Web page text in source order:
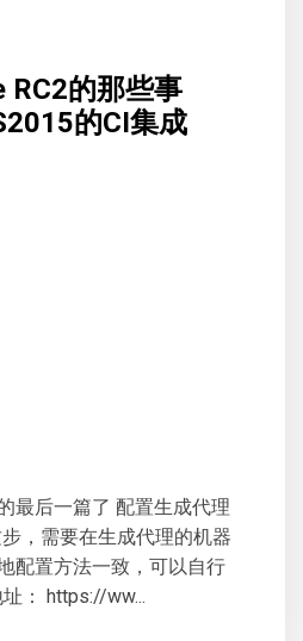
RC2的那些事
的CI集成
最后一篇了 配置生成代理
，需要在生成代理的机器
配置方法一致，可以自行
： https://ww...